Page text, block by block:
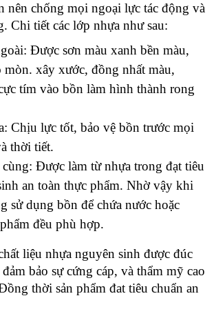
nên chống mọi ngoại lực tác động và
Chi tiết các lớp nhựa như sau:
Được sơn màu xanh bền màu,
mòn. xây xước, đồng nhất màu,
tím vào bồn làm hình thành rong
Chịu lực tốt, bảo vệ bồn trước mọi
thời tiết.
Được làm từ nhựa trong đạt tiêu
an toàn thực phẩm. Nhờ vậy khi
sử dụng bồn để chứa nước hoặc
đều phù hợp.
liệu nhựa nguyên sinh được đúc
bảo sự cứng cáp, và thẩm mỹ cao
thời sản phẩm đat tiêu chuẩn an